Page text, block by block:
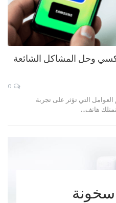
وحل المشاكل الشائعة
التي تؤثر على تجربة
تمتلك هاتف…